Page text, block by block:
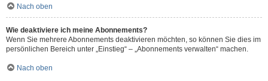
Nach oben
Wie deaktiviere ich meine Abonnements?
Wenn Sie mehrere Abonnements deaktivieren möchten, so können Sie dies im
persönlichen Bereich unter „Einstieg“ – „Abonnements verwalten“ machen.
Nach oben